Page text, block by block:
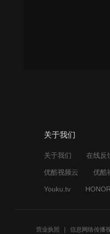
关于我们
关于我们 在线反
优酷视频云 优酷
Youku.tv
营业执照 信息网络传播